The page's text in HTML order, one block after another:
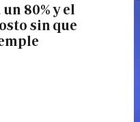
80% y el
sin que